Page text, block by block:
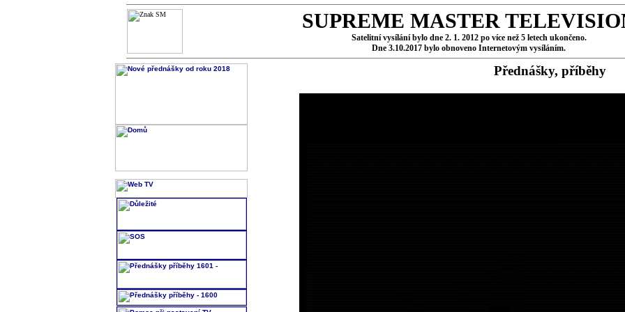
SUPREME MASTER
Satelitní vysílání bylo dne 2. 1. 2012 po více než 5 letech ukončeno.
Dne 3.10.2017 bylo obnoveno Internetovým vysíláním.
Přednášky, příběhy